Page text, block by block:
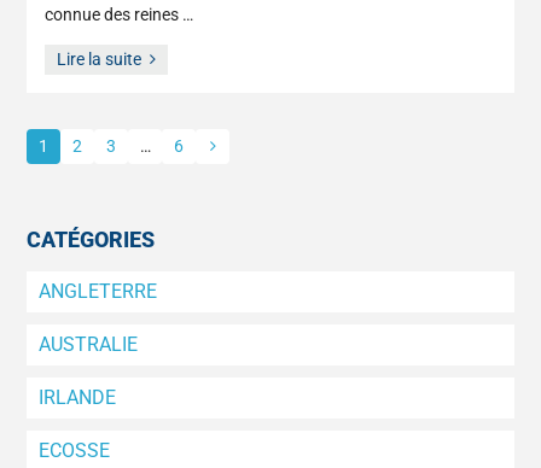
connue des reines …
Lire la suite
Pagination
publications
1 2 3 … 6
CATÉGORIES
ANGLETERRE
AUSTRALIE
IRLANDE
ECOSSE